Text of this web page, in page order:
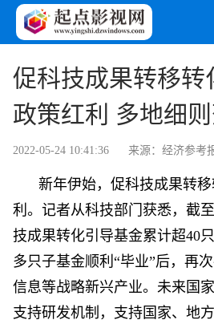
促科技成果转移转
政策红利 多地细
2022-05-24 10:41:36 来源：经济参考
新年伊始，促科技成果转
利。记者从科技部门获悉，截
技成果转化引导基金累计超40
多只子基金顺利“毕业”后，再
信息等战略新兴产业。未来国
支持研发机制，支持国家、地